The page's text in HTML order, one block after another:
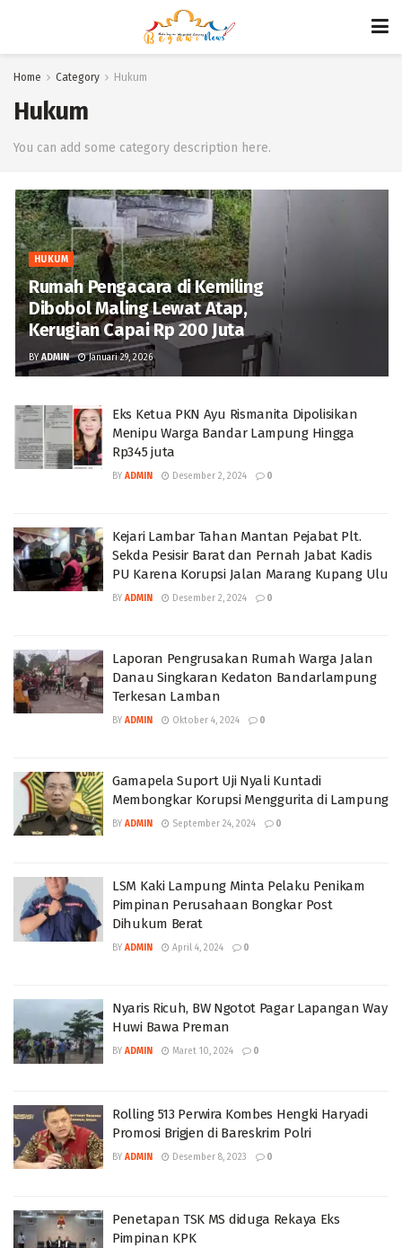
Home Category Hukum
Hukum
You can add some category description here.
HUKUM
Rumah Pengacara di Kemiling
Dibobol Maling Lewat Atap,
Kerugian Capai Rp 200 Juta
BY ADMIN Januari 29, 2026
Eks Ketua PKN Ayu Rismanita Dipolisikan
Menipu Warga Bandar Lampung Hingga
Rp345 juta
BY ADMIN Desember 2, 2024 0
Kejari Lambar Tahan Mantan Pejabat Plt.
Sekda Pesisir Barat dan Pernah Jabat Kadis
PU Karena Korupsi Jalan Marang Kupang Ulu
BY ADMIN Desember 2, 2024 0
Laporan Pengrusakan Rumah Warga Jalan
Danau Singkaran Kedaton Bandarlampung
Terkesan Lamban
BY ADMIN Oktober 4, 2024 0
Gamapela Suport Uji Nyali Kuntadi
Membongkar Korupsi Menggurita di Lampung
BY ADMIN September 24, 2024 0
LSM Kaki Lampung Minta Pelaku Penikam
Pimpinan Perusahaan Bongkar Post
Dihukum Berat
BY ADMIN April 4, 2024 0
Nyaris Ricuh, BW Ngotot Pagar Lapangan Way
Huwi Bawa Preman
BY ADMIN Maret 10, 2024 0
Rolling 513 Perwira Kombes Hengki Haryadi
Promosi Brigjen di Bareskrim Polri
BY ADMIN Desember 8, 2023 0
Penetapan TSK MS diduga Rekaya Eks
Pimpinan KPK